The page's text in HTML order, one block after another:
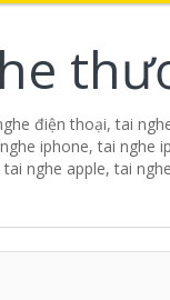
điện thoại, tai
iphone, tai nghe
tai nghe apple, tai